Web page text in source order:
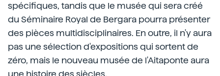
spécifiques, tandis que le musée qui sera créé
du Séminaire Royal de Bergara pourra présenter
des pièces multidisciplinaires. En outre, il n'y aura
pas une sélection d'expositions qui sortent de
zéro, mais le nouveau musée de l'Aitaponte aura
une histoire des siècles.